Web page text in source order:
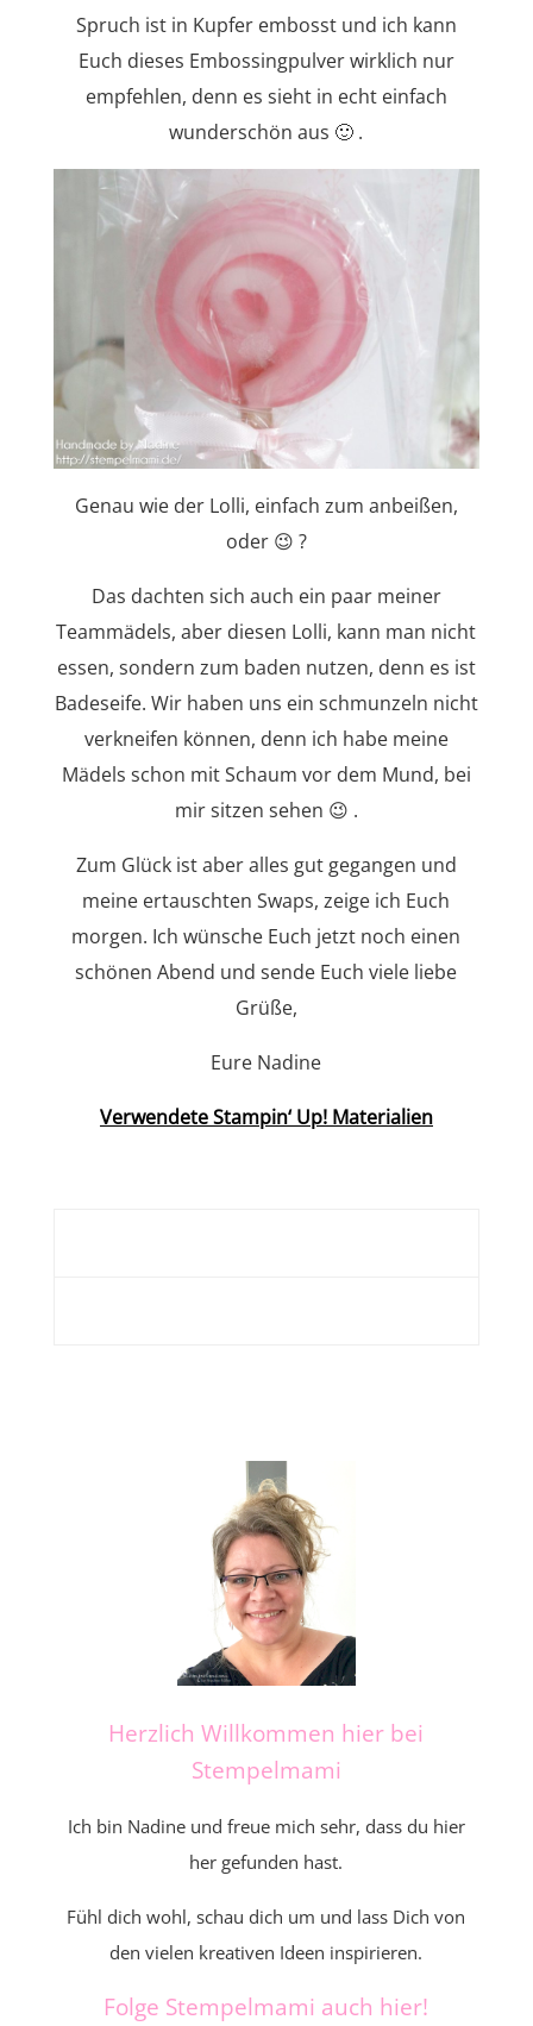
Spruch ist in Kupfer embosst und ich kann
Euch dieses Embossingpulver wirklich nur
empfehlen, denn es sieht in echt einfach
wunderschön aus 🙂 .
Genau wie der Lolli, einfach zum anbeißen,
oder 😉 ?
Das dachten sich auch ein paar meiner
Teammädels, aber diesen Lolli, kann man nicht
essen, sondern zum baden nutzen, denn es ist
Badeseife. Wir haben uns ein schmunzeln nicht
verkneifen können, denn ich habe meine
Mädels schon mit Schaum vor dem Mund, bei
mir sitzen sehen 😉 .
Zum Glück ist aber alles gut gegangen und
meine ertauschten Swaps, zeige ich Euch
morgen. Ich wünsche Euch jetzt noch einen
schönen Abend und sende Euch viele liebe
Grüße,
Eure Nadine
Verwendete Stampin‘ Up! Materialien
Herzlich Willkommen hier bei
Stempelmami
Ich bin Nadine und freue mich sehr, dass du hier
her gefunden hast.
Fühl dich wohl, schau dich um und lass Dich von
den vielen kreativen Ideen inspirieren.
Folge Stempelmami auch hier!